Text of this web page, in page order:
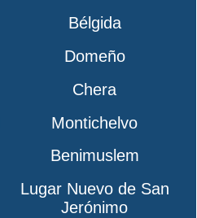
Bélgida
Domeño
Chera
Montichelvo
Benimuslem
Lugar Nuevo de San
Jerónimo